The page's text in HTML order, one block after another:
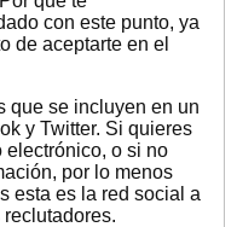
con este punto, ya
de aceptarte en el
que se incluyen en un
y Twitter. Si quieres
electrónico, o si no
por lo menos
esta es la red social a